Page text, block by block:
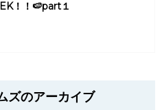
！！🍉part１
ズのアーカイブ